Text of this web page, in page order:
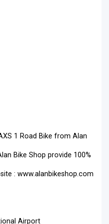
1 Road Bike from Alan
Bike Shop provide 100%
: www.alanbikeshop.com
Airport